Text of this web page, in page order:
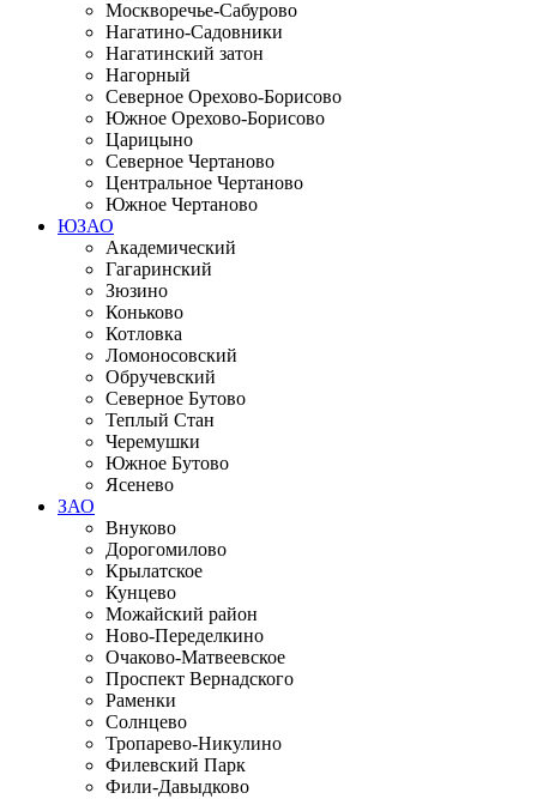
Москворечье-Сабурово
Нагатино-Садовники
Нагатинский затон
Нагорный
Северное Орехово-Борисово
Южное Орехово-Борисово
Царицыно
Северное Чертаново
Центральное Чертаново
Южное Чертаново
ЮЗАО
Академический
Гагаринский
Зюзино
Коньково
Котловка
Ломоносовский
Обручевский
Северное Бутово
Теплый Стан
Черемушки
Южное Бутово
Ясенево
ЗАО
Внуково
Дорогомилово
Крылатское
Кунцево
Можайский район
Ново-Переделкино
Очаково-Матвеевское
Проспект Вернадского
Раменки
Солнцево
Тропарево-Никулино
Филевский Парк
Фили-Давыдково